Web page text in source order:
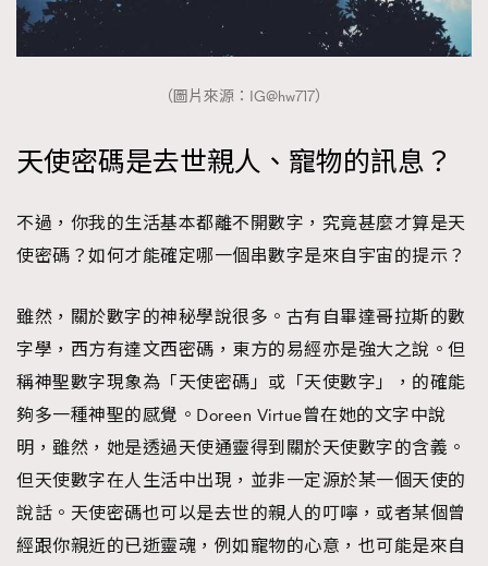
（圖片來源：IG@hw717）
天使密碼是去世親人、寵物的訊息？
不過，你我的生活基本都離不開數字，究竟甚麼才算是天
使密碼？如何才能確定哪一個串數字是來自宇宙的提示？
雖然，關於數字的神秘學說很多。古有自畢達哥拉斯的數
字學，西方有達文西密碼，東方的易經亦是強大之說。但
稱神聖數字現象為「天使密碼」或「天使數字」，的確能
夠多一種神聖的感覺。Doreen Virtue曾在她的文字中說
明，雖然，她是透過天使通靈得到關於天使數字的含義。
但天使數字在人生活中出現，並非一定源於某一個天使的
說話。天使密碼也可以是去世的親人的叮嚀，或者某個曾
經跟你親近的已逝靈魂，例如寵物的心意，也可能是來自